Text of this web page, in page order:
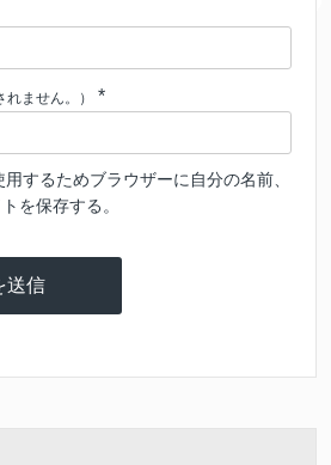
ません。） *
するためブラウザーに自分の名前、
を保存する。